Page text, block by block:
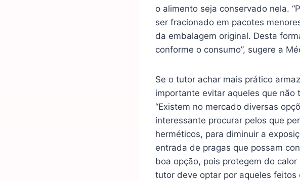
o alimento seja conservado nela.
ser fracionado em pacotes
da embalagem original. Desta
conforme o consumo”, sugere a
Se o tutor achar mais prático
importante evitar aqueles que não
“Existem no mercado diversas
interessante procurar pelos que
herméticos, para diminuir a
entrada de pragas que possam
boa opção, pois protegem do
tutor deve optar por aqueles